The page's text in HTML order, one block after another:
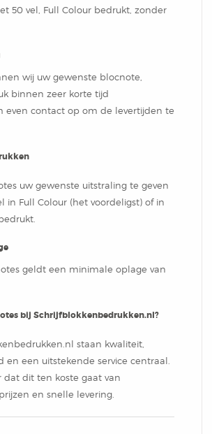
50 vel, Full Colour bedrukt, zonder
wij uw gewenste blocnote,
binnen zeer korte tijd
even contact op om de levertijden te
uw gewenste uitstraling te geven
in Full Colour (het voordeligst) of in
geldt een minimale oplage van
bij Schrijfblokkenbedrukken.nl?
staan kwaliteit,
en een uitstekende service centraal.
dat dit ten koste gaat van
en snelle levering.